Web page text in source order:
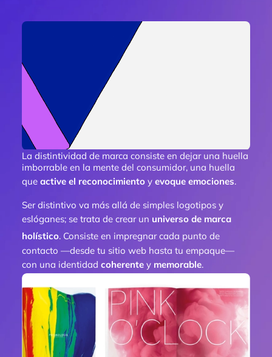
La distintividad de marca consiste en dejar una huella
imborrable en la mente del consumidor, una huella
que active el reconocimiento y evoque emociones.
Ser distintivo va más allá de simples logotipos y
eslóganes; se trata de crear un universo de marca
holístico. Consiste en impregnar cada punto de
contacto —desde tu sitio web hasta tu empaque—
con una identidad coherente y memorable.